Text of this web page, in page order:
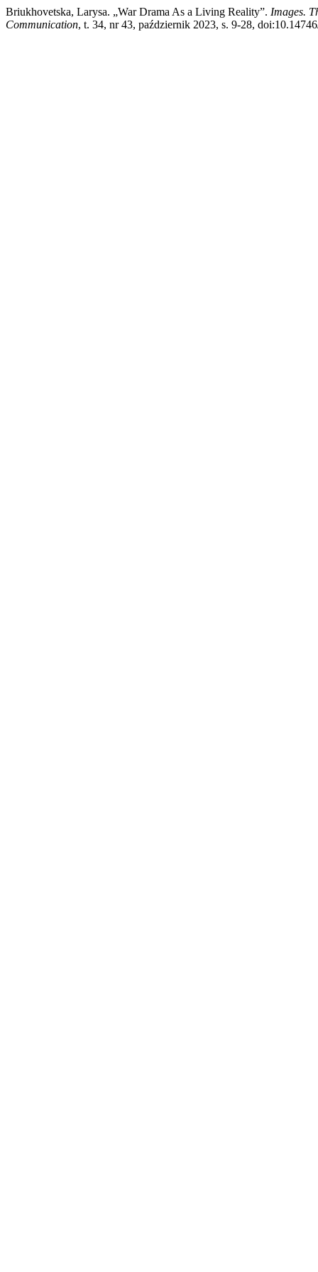
Briukhovetska, Larysa. „War Drama As a Living Reality”. Images.
Communication, t. 34, nr 43, październik 2023, s. 9-28,